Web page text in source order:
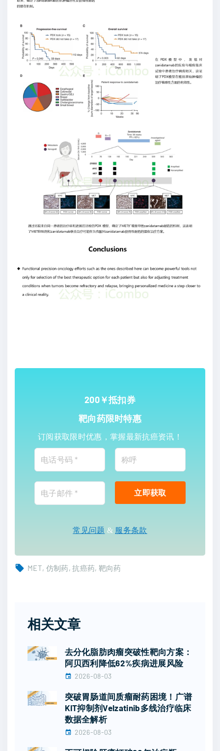
200￥抵扣券
靶向药限时特惠
订阅获取限时优惠，掌握最新抗癌资讯！
常见问题 & 服务条款
MET 仿制药 抗癌药 靶向药
相关文章
去分化脂肪肉瘤突破性靶向方案：
阿贝西利降低62%疾病进展风险
2026-08-03
突破胃肠道间质瘤耐药困境！广谱
KIT抑制剂Velzatinib多线治疗临床
数据全解析
2026-08-03